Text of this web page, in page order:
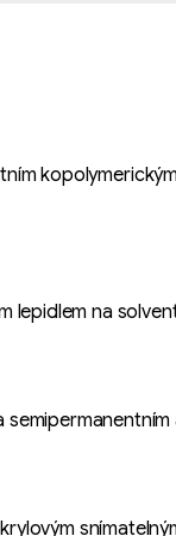
lepidlem na